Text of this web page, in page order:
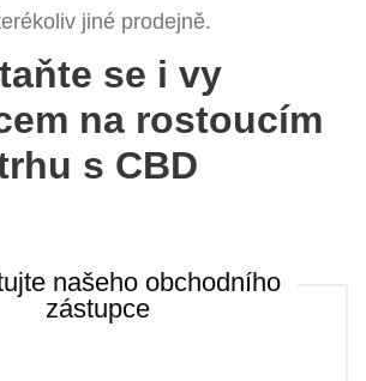
jiné prodejně.
se i vy
na rostoucím
s CBD
našeho obchodního
zástupce